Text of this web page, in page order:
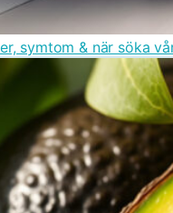
symtom & när söka